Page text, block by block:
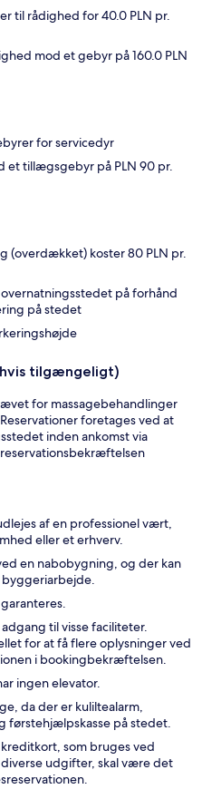
til rådighed for 40.0 PLN pr.
mod et gebyr på 160.0 PLN
for servicedyr
et tillægsgebyr på PLN 90 pr.
(overdækket) koster 80 PLN pr.
på forhånd
på stedet
tilgængeligt)
for massagebehandlinger
foretages ved at
inden ankomst via
af en professionel vært,
eller et erhverv.
en nabobygning, og der kan
til visse faciliteter.
for at få flere oplysninger ved
i bookingbekræftelsen.
ingen elevator.
da der er kuliltealarm,
førstehjælpskasse på stedet.
som bruges ved
udgifter, skal være det